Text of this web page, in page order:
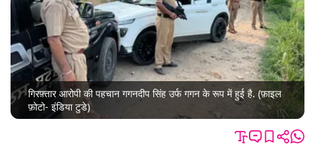
गिरफ़्तार आरोपी की पहचान गगनदीप सिंह उर्फ ​​गगन के रूप में हुई है. (फ़ाइल
फ़ोटो- इंडिया टुडे)